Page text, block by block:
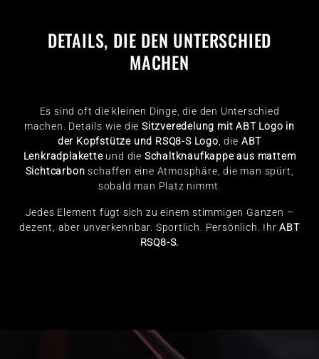
DETAILS, DIE DEN UNTERSCHIED
MACHEN
Es sind oft die kleinen Dinge, die den Unterschied
machen. Details wie dieSitzveredelung mit ABT Logo in
der Kopfstütze und RSQ8-S Logo , die ABT
Lenkradplaketteund die Schaltknaufkappe aus mattem
Sichtcarbon schaffen eine Atmosphäre, die man spürt,
sobald man Platz nimmt.
Jedes Element fügt sich zu einem stimmigen Ganzen –
dezent, aber unverkennbar. Sportlich. Persönlich. Ihr ABT
RSQ8-S.